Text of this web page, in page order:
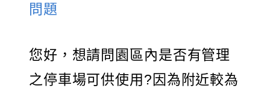
問題
您好，想請問園區內是否有管理
之停車場可供使用?因為附近較為